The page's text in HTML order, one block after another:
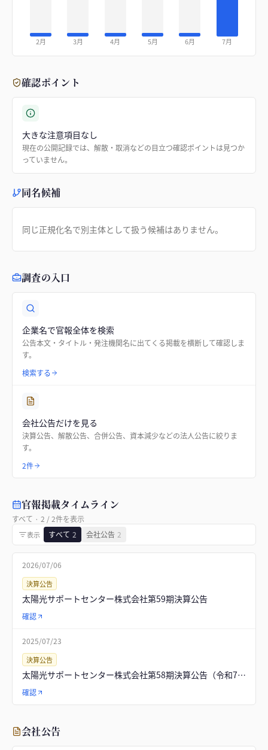
2月 3月 4月 5月 6月 7月
確認ポイント
大きな注意項目なし
現在の公開記録では、解散・取消などの目立つ確認ポイントは見つか
っていません。
同名候補
同じ正規化名で別主体として扱う候補はありません。
調査の入口
企業名で官報全体を検索
公告本文・タイトル・発注機関名に出てくる掲載を横断して確認しま
す。
検索する
会社公告だけを見る
決算公告、解散公告、合併公告、資本減少などの法人公告に絞りま
す。
2件
官報掲載タイムライン
すべて · 2 /2件を表示
表示 すべて 2 会社公告 2
2026/07/06
決算公告
太陽光サポートセンター株式会社第59期決算公告
確認
2025/07/23
決算公告
太陽光サポートセンター株式会社第58期決算公告（令和7年6月13日）
確認
会社公告